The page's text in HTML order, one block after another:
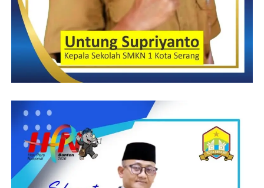
Peningkatan kemampuan melalui peningkatan Sumber Daya
Manusia melalui kegiatan pelatihan komputer dan juga
bimbingan teknis tentang administrasi Desa. Kemampuan,
Aparat Pemerintah Desa, Pelayanan Publik. Peningkatan
kemampuan melalui peningkatan Sumber Daya Manusia melalui
kegiatan pelatihan komputer dan juga bimbingan teknis tentang
Post Views: 23